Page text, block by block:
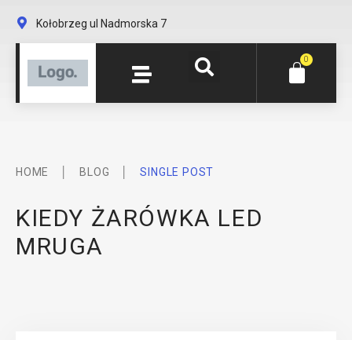
Kołobrzeg ul Nadmorska 7
0
HOME BLOG SINGLE POST
KIEDY ŻARÓWKA LED
MRUGA